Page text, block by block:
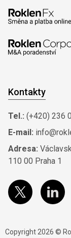
Kontakty
Tel.: (+420) 236
E-mail:
Adresa:
110 00 Praha 1
Copyright 2026 ©